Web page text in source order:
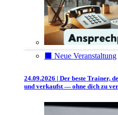
⬛️ Neue Veranstaltung
24.09.2026 | Der beste Trainer,
und verkaufst — ohne dich zu